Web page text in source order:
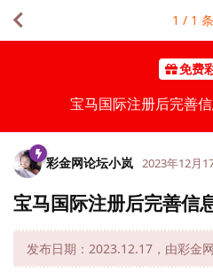
免费
宝马国际注册后完善
1 / 1 条
彩金网论坛小岚 2023年12月
宝马国际注册后完善信
发布日期：2023.12.17，由彩金